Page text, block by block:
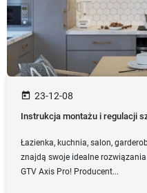
today 23-12-08
Instrukcja montażu i regulacji
Łazienka, kuchnia, salon,
znajdą swoje idealne
GTV Axis Pro! Producent...